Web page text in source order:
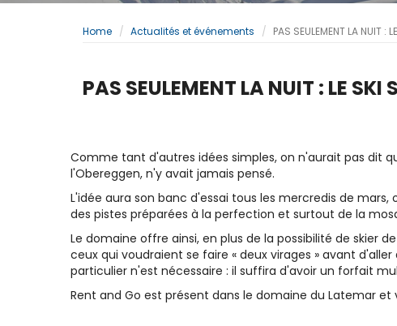
Home Actualités et événements PAS SEULEMENT LA NUIT :
PAS SEULEMENT LA NUIT : LE
Comme tant d'autres idées simples, on n'aurait pas dit
l'Obereggen, n'y avait jamais pensé.
L'idée aura son banc d'essai tous les mercredis de
des pistes préparées à la perfection et surtout de la
Le domaine offre ainsi, en plus de la possibilité de skier
ceux qui voudraient se faire « deux virages » avant
particulier n'est nécessaire : il suffira d'avoir un forfait
Rent and Go est présent dans le domaine du Latemar